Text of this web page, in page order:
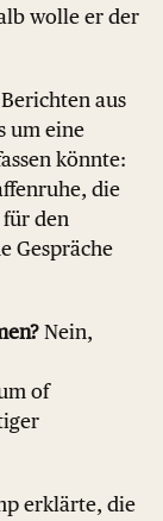
wolle er der
aus
um eine
könnte:
die
den
Gespräche
Nein,
of
erklärte, die